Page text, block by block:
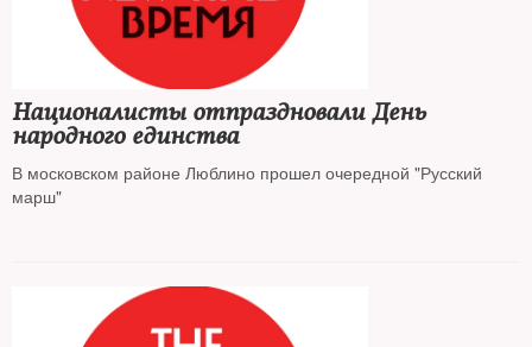
Националисты отпраздновали День
народного единства
В московском районе Люблино прошел очередной "Русский
марш"